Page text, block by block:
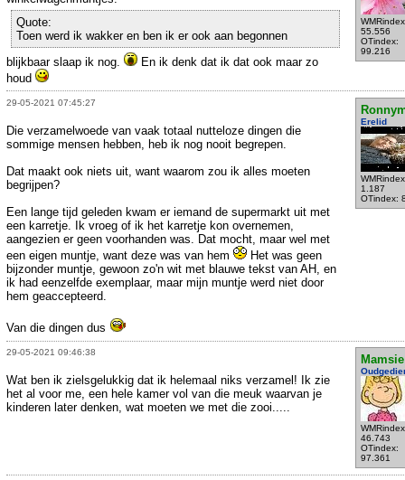
55.556
OTindex:
99.216
Quote:
Toen werd ik wakker en ben ik er ook aan begonnen
blijkbaar slaap ik nog.
En ik denk dat ik dat ook maar zo
houd
29-05-2021 07:45:27
Erelid
1.187
OTindex:
Die verzamelwoede van vaak totaal nutteloze dingen die
sommige mensen hebben, heb ik nog nooit begrepen.
Dat maakt ook niets uit, want waarom zou ik alles moeten
begrijpen?
Een lange tijd geleden kwam er iemand de supermarkt uit met
een karretje. Ik vroeg of ik het karretje kon overnemen,
aangezien er geen voorhanden was. Dat mocht, maar wel met
een eigen muntje, want deze was van hem
Het was geen
bijzonder muntje, gewoon zo'n wit met blauwe tekst van AH, en
ik had eenzelfde exemplaar, maar mijn muntje werd niet door
hem geaccepteerd.
Van die dingen dus
29-05-2021 09:46:38
Mamsie
46.743
OTindex:
97.361
Wat ben ik zielsgelukkig dat ik helemaal niks verzamel! Ik zie
het al voor me, een hele kamer vol van die meuk waarvan je
kinderen later denken, wat moeten we met die zooi.....